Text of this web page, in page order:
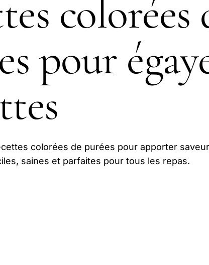
colorées
pour
colorées de purées pour apporter
saines et parfaites pour tous les repas.